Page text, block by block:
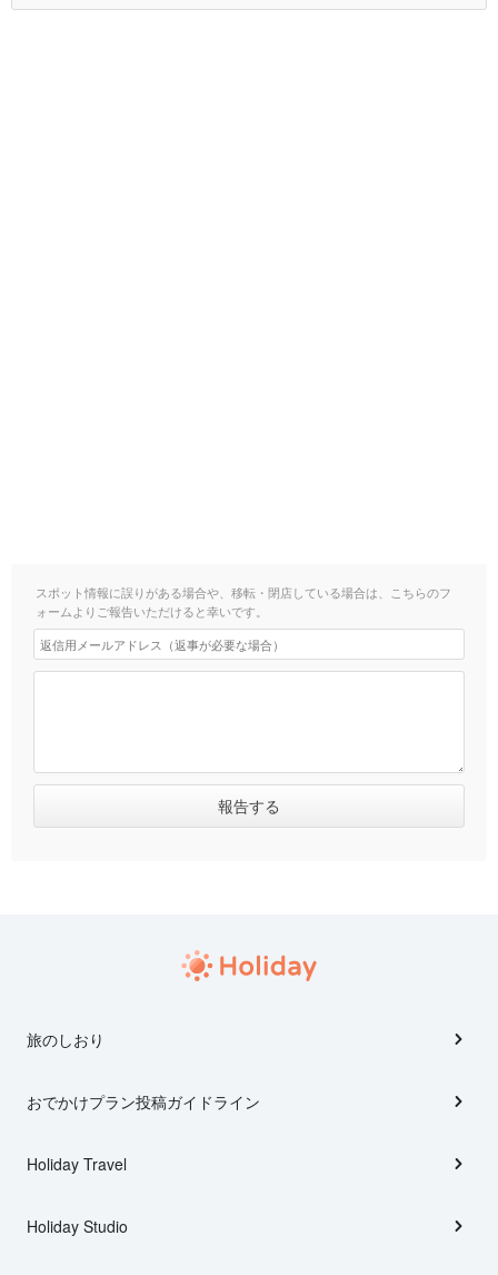
スポット情報に誤りがある場合や、移転・閉店している場合は、こちらのフ
ォームよりご報告いただけると幸いです。
旅のしおり
おでかけプラン投稿ガイドライン
Holiday Travel
Holiday Studio